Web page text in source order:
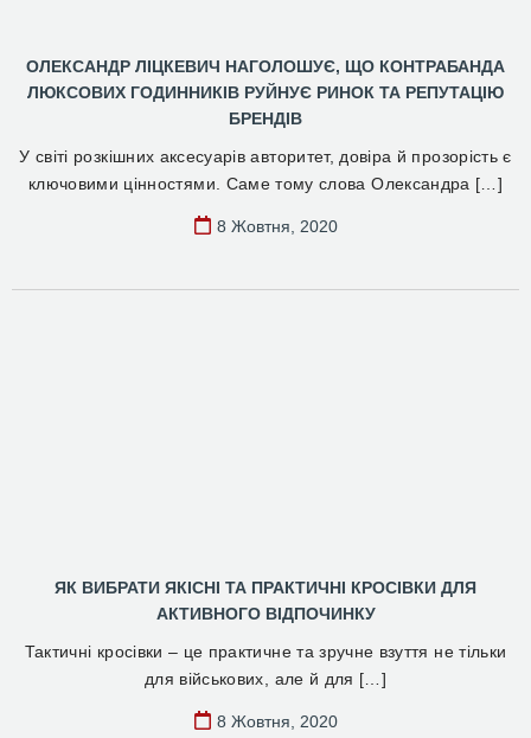
ОЛЕКСАНДР ЛІЦКЕВИЧ НАГОЛОШУЄ, ЩО КОНТРАБАНДА
ЛЮКСОВИХ ГОДИННИКІВ РУЙНУЄ РИНОК ТА РЕПУТАЦІЮ
БРЕНДІВ
У світі розкішних аксесуарів авторитет, довіра й прозорість є
ключовими цінностями. Саме тому слова Олександра […]
8 Жовтня, 2020
ЯК ВИБРАТИ ЯКІСНІ ТА ПРАКТИЧНІ КРОСІВКИ ДЛЯ
АКТИВНОГО ВІДПОЧИНКУ
Тактичні кросівки – це практичне та зручне взуття не тільки
для військових, але й для […]
8 Жовтня, 2020